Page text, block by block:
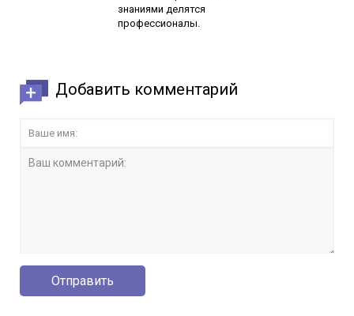
знаниями делятся
профессионалы.
Добавить комментарий